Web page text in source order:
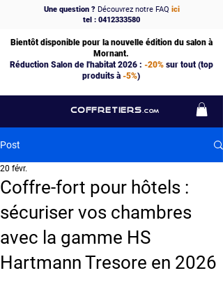
COFFRETIERS .COM
Une question ?Découvrez notre FAQ ici
tel : 0412333580
Bientôt disponible pour la nouvelle édition du salon à
Mornant.
Réduction Salon de l'habitat 2026 : -20%sur tout (top
produits à -5%)
Post
Coffre-fort pour hôtels :
sécuriser vos chambres
avec la gamme HS
Hartmann Tresore en 2026
20 févr.